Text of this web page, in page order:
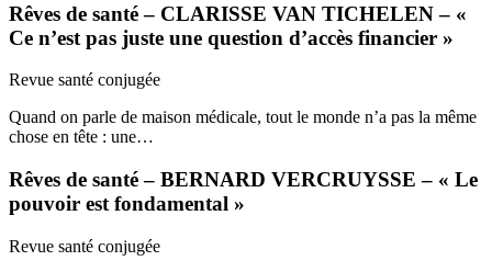
Rêves de santé – CLARISSE VAN TICHELEN – «
Ce n’est pas juste une question d’accès financier »
Revue santé conjugée
Quand on parle de maison médicale, tout le monde n’a pas la même
chose en tête : une…
Rêves de santé – BERNARD VERCRUYSSE – « Le
pouvoir est fondamental »
Revue santé conjugée